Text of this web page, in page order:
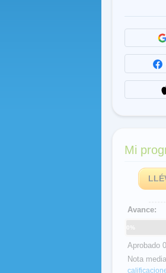
Mi
Avance:
0%
Aprobado
Nota